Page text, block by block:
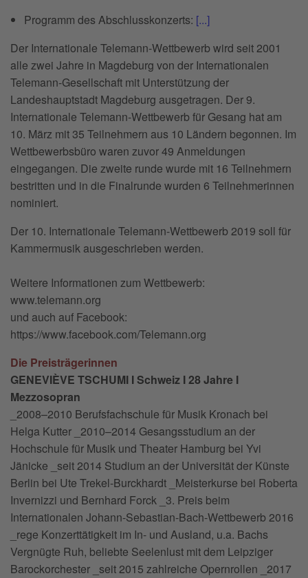
Programm des Abschlusskonzerts: [...]
Der Internationale Telemann-Wettbewerb wird seit 2001
alle zwei Jahre in Magdeburg von der Internationalen
Telemann-Gesellschaft mit Unterstützung der
Landeshauptstadt Magdeburg ausgetragen. Der 9.
Internationale Telemann-Wettbewerb für Gesang hat am
10. März mit 35 Teilnehmern aus 10 Ländern begonnen. Im
Wettbewerbsbüro waren zuvor 49 Anmeldungen
eingegangen. Die zweite runde wurde mit 16 Teilnehmern
bestritten und in die Finalrunde wurden 6 Teilnehmerinnen
nominiert.
Der 10. Internationale Telemann-Wettbewerb 2019 soll für
Kammermusik ausgeschrieben werden.
Weitere Informationen zum Wettbewerb:
www.telemann.org
und auch auf Facebook:
https://www.facebook.com/Telemann.org
Die Preisträgerinnen
GENEVIÈVE TSCHUMI I Schweiz I 28 Jahre I
Mezzosopran
_2008–2010 Berufsfachschule für Musik Kronach bei
Helga Kutter _2010–2014 Gesangsstudium an der
Hochschule für Musik und Theater Hamburg bei Yvi
Jänicke _seit 2014 Studium an der Universität der Künste
Berlin bei Ute Trekel-Burckhardt _Meisterkurse bei Roberta
Invernizzi und Bernhard Forck _3. Preis beim
Internationalen Johann-Sebastian-Bach-Wettbewerb 2016
_rege Konzerttätigkeit im In- und Ausland, u.a. Bachs
Vergnügte Ruh, beliebte Seelenlust mit dem Leipziger
Barockorchester _seit 2015 zahlreiche Opernrollen _2017